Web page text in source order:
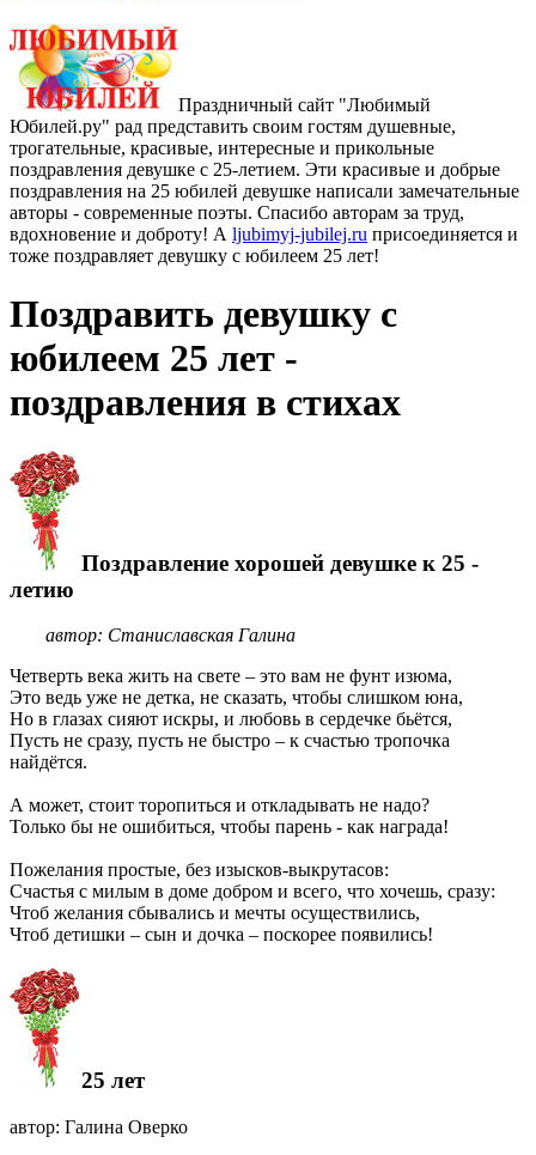
Праздничный сайт "Любимый
Юбилей.ру" рад представить своим гостям душевные,
трогательные, красивые, интересные и прикольные
поздравления девушке с 25-летием. Эти красивые и добрые
поздравления на 25 юбилей девушке написали замечательные
авторы - современные поэты. Спасибо авторам за труд,
вдохновение и доброту! А ljubimyj-jubilej.ru присоединяется и
тоже поздравляет девушку с юбилеем 25 лет!
Поздравить девушку с
юбилеем 25 лет -
поздравления в стихах
Поздравление хорошей девушке к 25 -
летию
автор: Станиславская Галина
Четверть века жить на свете – это вам не фунт изюма,
Это ведь уже не детка, не сказать, чтобы слишком юна,
Но в глазах сияют искры, и любовь в сердечке бьётся,
Пусть не сразу, пусть не быстро – к счастью тропочка
найдётся.
А может, стоит торопиться и откладывать не надо?
Только бы не ошибиться, чтобы парень - как награда!
Пожелания простые, без изысков-выкрутасов:
Счастья с милым в доме добром и всего, что хочешь, сразу:
Чтоб желания сбывались и мечты осуществились,
Чтоб детишки – сын и дочка – поскорее появились!
25 лет
автор: Галина Оверко